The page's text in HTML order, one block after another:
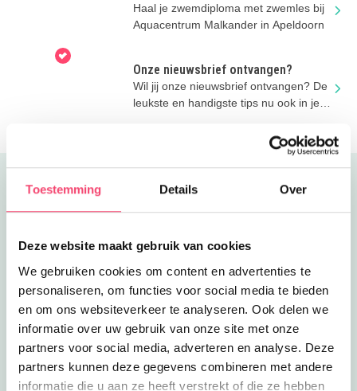
Toestemming Details Over
Deze website maakt gebruik van cookies
We gebruiken cookies om content en advertenties te
personaliseren, om functies voor social media te bieden
en om ons websiteverkeer te analyseren. Ook delen we
informatie over uw gebruik van onze site met onze
partners voor social media, adverteren en analyse. Deze
partners kunnen deze gegevens combineren met andere
informatie die u aan ze heeft verstrekt of die ze hebben
Haal je zwemdiploma met zwemles bij
Aquacentrum Malkander in Apeldoorn
Onze nieuwsbrief ontvangen?
Wil jij onze nieuwsbrief ontvangen? De
leukste en handigste tips nu ook in je
Uitgelicht